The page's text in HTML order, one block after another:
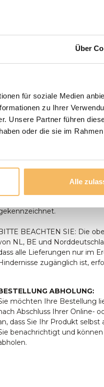
Über
für soziale Medien
zu Ihrer
Unsere Partner führen
oder die sie im
Alle
aufgestellt. Anlieferungen
Baumstamm-Tisches sollte
anwesend sein, um
werden kostenlos
oder in bar bezahlen, Wenn
der Lieferung zu bezahlen,
unserem Ausstellungsraum
unserem Ausstellungsraum.
liefern wir nicht persönlich
erledigen. durch
bei der Lieferung zu
Die Badmöbel werden
Die Versandkosten unter
für den eigenen Transport
Leider können nicht alle
zerbrechlich sind oder weil
verschickt zu werden. Diese
BEACHTEN SIE: Die
NL, BE und
alle Lieferungen nur im
zugänglich ist,
ABHOLUNG:
möchten Ihre Bestellung
Abschluss Ihrer Online-
dass Sie Ihr Produkt
benachrichtigt und